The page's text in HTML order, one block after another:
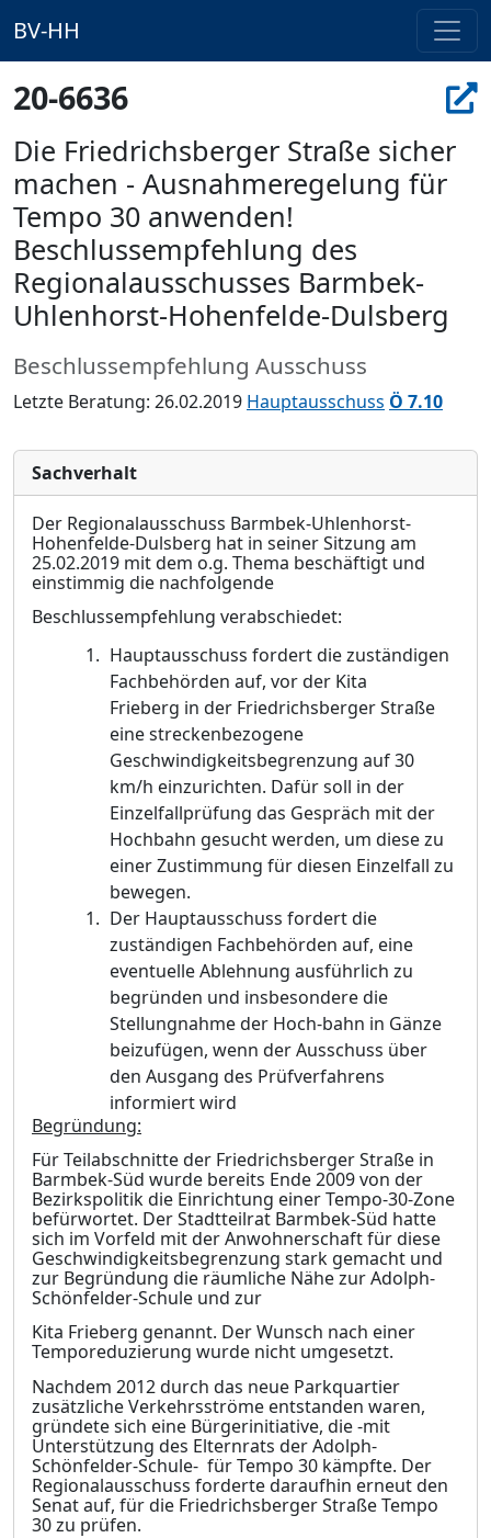
BV-HH
20-6636
Die Friedrichsberger Straße sicher
machen - Ausnahmeregelung für
Tempo 30 anwenden!
Beschlussempfehlung des
Regionalausschusses Barmbek-
Uhlenhorst-Hohenfelde-Dulsberg
Beschlussempfehlung Ausschuss
Letzte Beratung: 26.02.2019 Hauptausschuss Ö 7.10
Sachverhalt
Der Regionalausschuss Barmbek-Uhlenhorst-
Hohenfelde-Dulsberg hat in seiner Sitzung am
25.02.2019 mit dem o.g. Thema beschäftigt und
einstimmig die nachfolgende
Beschlussempfehlung verabschiedet:
Hauptausschuss fordert die zuständigen
Fachbehörden auf, vor der Kita
Frieberg in der Friedrichsberger Straße
eine streckenbezogene
Geschwindigkeitsbegrenzung auf 30
km/h einzurichten. Dafür soll in der
Einzelfallprüfung das Gespräch mit der
Hochbahn gesucht werden, um diese zu
einer Zustimmung für diesen Einzelfall zu
bewegen.
Der Hauptausschuss fordert die
zuständigen Fachbehörden auf, eine
eventuelle Ablehnung ausführlich zu
begründen und insbesondere die
Stellungnahme der Hoch-bahn in Gänze
beizufügen, wenn der Ausschuss über
den Ausgang des Prüfverfahrens
informiert wird
Begründung:
Für Teilabschnitte der Friedrichsberger Straße in
Barmbek-Süd wurde bereits Ende 2009 von der
Bezirkspolitik die Einrichtung einer Tempo-30-Zone
befürwortet. Der Stadtteilrat Barmbek-Süd hatte
sich im Vorfeld mit der Anwohnerschaft für diese
Geschwindigkeitsbegrenzung stark gemacht und
zur Begründung die räumliche Nähe zur Adolph-
Schönfelder-Schule und zur
Kita Frieberg genannt. Der Wunsch nach einer
Temporeduzierung wurde nicht umgesetzt.
Nachdem 2012 durch das neue Parkquartier
zusätzliche Verkehrsströme entstanden waren,
gründete sich eine Bürgerinitiative, die -mit
Unterstützung des Elternrats der Adolph-
Schönfelder-Schule- für Tempo 30 kämpfte. Der
Regionalausschuss forderte daraufhin erneut den
Senat auf, für die Friedrichsberger Straße Tempo
30 zu prüfen.